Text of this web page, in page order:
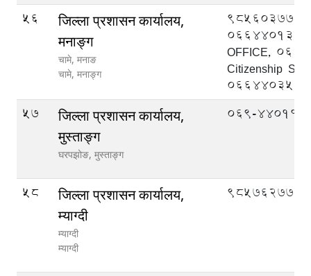
56
जिल्ला प्रशासन कार्यालय,
मनाङ्ग
चामे, मनाङ
चामे, मनाङ्ग
066440139
OFFICE,
Citizenship
066440357
57
जिल्ला प्रशासन कार्यालय,
मुस्ताङ्ग
घरपझोङ, मुस्ताङ्ग
069-440114
58
जिल्ला प्रशासन कार्यालय,
म्याग्दी
म्याग्दी
म्याग्दी
9857627777